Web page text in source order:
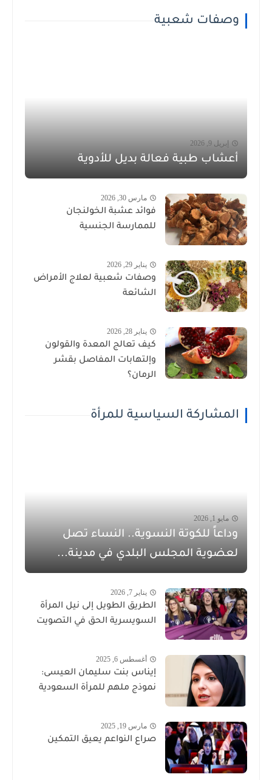
وصفات شعبية
إبريل 9, 2026
أعشاب طبية فعالة بديل للأدوية
مارس 30, 2026
فوائد عشبة الخولنجان
للممارسة الجنسية
يناير 29, 2026
وصفات شعبية لعلاج الأمراض
الشائعة
يناير 28, 2026
كيف تعالج المعدة والقولون
وإلتهابات المفاصل بقشر
الرمان؟
المشاركة السياسية للمرأة
مايو 1, 2026
وداعاً للكوتة النسوية.. النساء تصل
لعضوية المجلس البلدي في مدينة...
يناير 7, 2026
الطريق الطويل إلى نيل المرأة
السويسرية الحق في التصويت
أغسطس 6, 2025
إيناس بنت سليمان العيسى:
نموذج ملهم للمرأة السعودية
مارس 19, 2025
صراع النواعم يعيق التمكين